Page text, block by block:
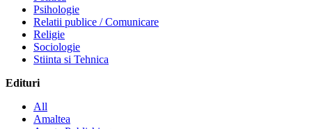
Psihologie
Relatii publice / Comunicare
Religie
Sociologie
Stiinta si Tehnica
Edituri
All
Amaltea